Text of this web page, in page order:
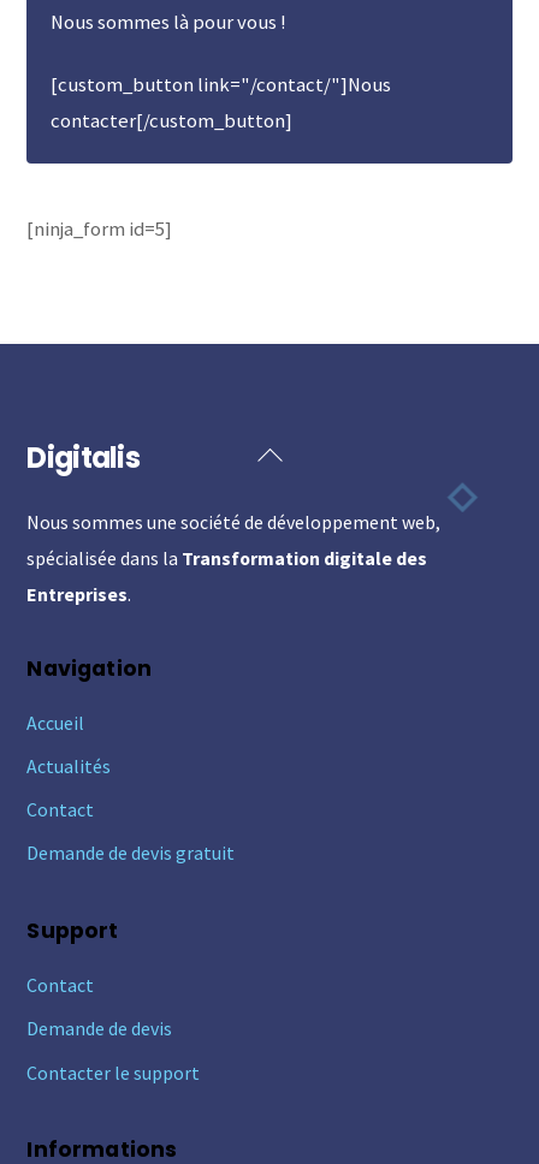
Nous sommes là pour vous !
[custom_button link="/contact/"]Nous
contacter[/custom_button]
[ninja_form id=5]
Back
Top
Digitalis
Nous sommes une société de développement web,
spécialisée dans la Transformation digitale des
Entreprises.
Navigation
Accueil
Actualités
Contact
Demande de devis gratuit
Support
Contact
Demande de devis
Contacter le support
Informations